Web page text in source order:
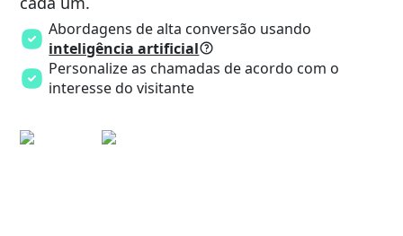
Abordagens de alta conversão usando
inteligência artificial
Personalize as chamadas de acordo com o
interesse do visitante